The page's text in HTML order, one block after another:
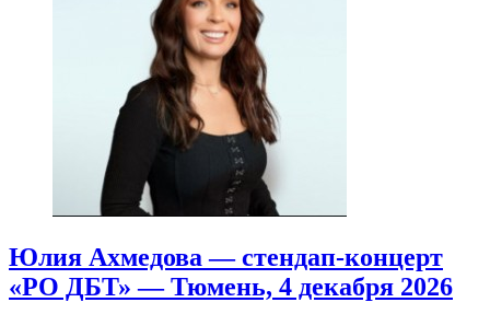
Юлия Ахмедова — стендап-концерт
«РО ДБТ» — Тюмень, 4 декабря 2026